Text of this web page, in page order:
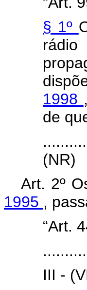
§ 1º
1998
de
(NR)
Art. 2º
1995 ,
“Art.
III -